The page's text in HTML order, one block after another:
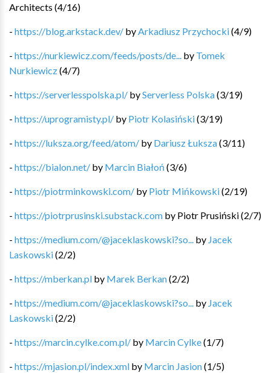
Architects (4/16)
- https://blog.arkstack.dev/ by Arkadiusz Przychocki(4/9)
- https://nurkiewicz.com/feeds/posts/de... by Tomek
Nurkiewicz(4/7)
- https://serverlesspolska.pl/ byServerless Polska(3/19)
- https://uprogramisty.pl/ by Piotr Kolasiński(3/19)
- https://luksza.org/feed/atom/ by Dariusz Łuksza(3/11)
- https://bialon.net/ by Marcin Białoń (3/6)
- https://piotrminkowski.com/ by Piotr Mińkowski(2/19)
- https://piotrprusinski.substack.com by Piotr Prusiński(2/7)
- https://medium.com/@jaceklaskowski?so... by Jacek
Laskowski(2/2)
- https://mberkan.pl by Marek Berkan(2/2)
- https://medium.com/@jaceklaskowski?so... by Jacek
Laskowski(2/2)
- https://marcin.cylke.com.pl/ by Marcin Cylke(1/7)
- https://mjasion.pl/index.xml by Marcin Jasion(1/5)